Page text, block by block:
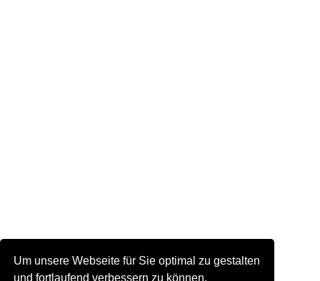
Um unsere Webseite für Sie optimal zu gestalten
und fortlaufend verbessern zu können,